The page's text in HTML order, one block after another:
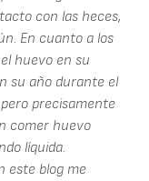
con las heces,
En cuanto a los
huevo en su
su año durante el
precisamente
comer huevo
líquida.
este blog me